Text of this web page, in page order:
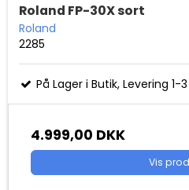
Roland FP-30X sort
Roland
2285
På Lager i Butik, Levering 1-
4.999,00 DKK
Vis